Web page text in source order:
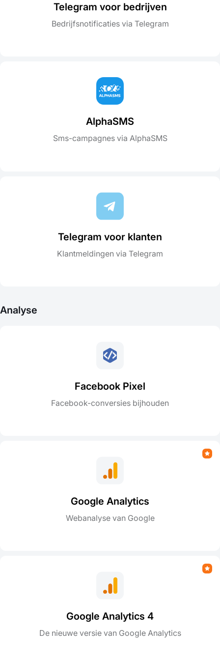
Telegram voor bedrijven
Bedrijfsnotificaties via Telegram
AlphaSMS
Sms-campagnes via AlphaSMS
Telegram voor klanten
Klantmeldingen via Telegram
Analyse
Facebook Pixel
Facebook-conversies bijhouden
Google Analytics
Webanalyse van Google
Google Analytics 4
De nieuwe versie van Google Analytics